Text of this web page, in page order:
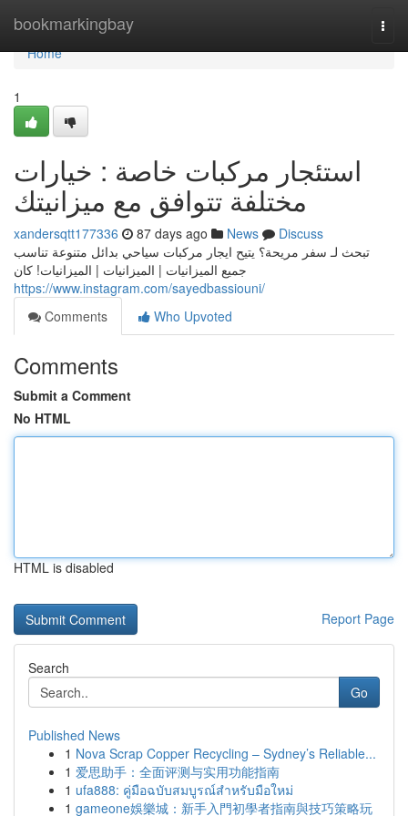
bookmarkingbay
Home
Home
1
استئجار مركبات خاصة : خيارات
مختلفة تتوافق مع ميزانيتك
xandersqtt177336 87 days ago News
Discuss
تبحث لـ سفر مريحة؟ يتيح ايجار مركبات سياحي بدائل متنوعة تناسب
جميع الميزانيات | الميزانيات | الميزانيات! كان
https://www.instagram.com/sayedbassiouni/
Comments
Who Upvoted
Comments
Submit a Comment
No HTML
HTML is disabled
Report Page
Search
Go
Published News
1 Nova Scrap Copper Recycling – Sydney’s Reliable...
1 爱思助手：全面评测与实用功能指南
1 ufa888: คู่มือฉบับสมบูรณ์สำหรับมือใหม่
1 gameone娛樂城：新手入門初學者指南與技巧策略玩